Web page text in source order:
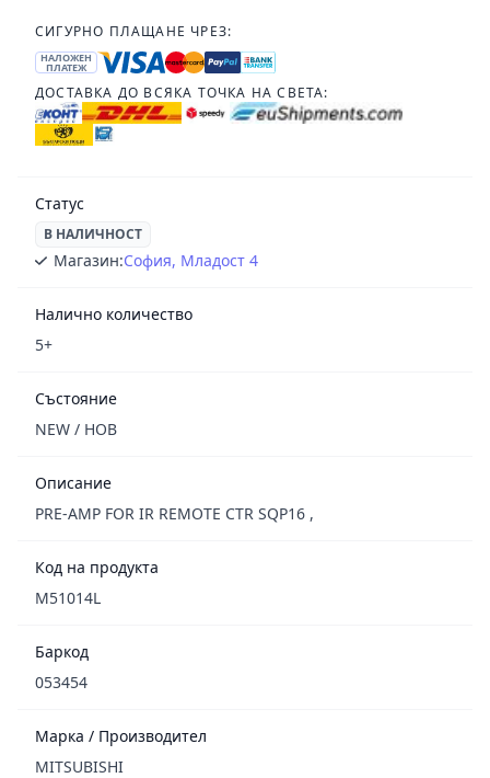
СИГУРНО ПЛАЩАНЕ ЧРЕЗ:
НАЛОЖЕН
ПЛАТЕЖ
ДОСТАВКА ДО ВСЯКА ТОЧКА НА СВЕТА:
Статус
В НАЛИЧНОСТ
Магазин:София, Младост 4
Налично количество
5+
Състояние
NEW / НОВ
Описание
PRE-AMP FOR IR REMOTE CTR SQP16 ,
Код на продукта
M51014L
Баркод
053454
Марка / Производител
MITSUBISHI